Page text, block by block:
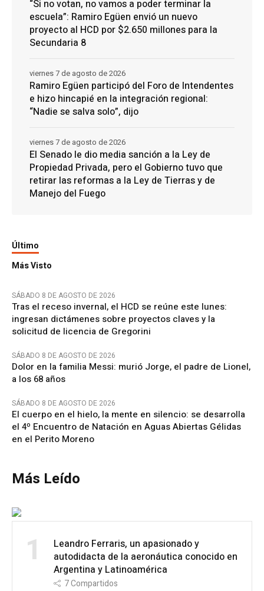
“Si no votan, no vamos a poder terminar la
escuela”: Ramiro Egüen envió un nuevo
proyecto al HCD por $2.650 millones para la
Secundaria 8
Ramiro Egüen participó del Foro de Intendentes
e hizo hincapié en la integración regional:
“Nadie se salva solo”, dijo
viernes 7 de agosto de 2026
El Senado le dio media sanción a la Ley de
Propiedad Privada, pero el Gobierno tuvo que
retirar las reformas a la Ley de Tierras y de
Manejo del Fuego
viernes 7 de agosto de 2026
Último
Más Visto
SÁBADO 8 DE AGOSTO DE 2026
Tras el receso invernal, el HCD se reúne este lunes:
ingresan dictámenes sobre proyectos claves y la
solicitud de licencia de Gregorini
SÁBADO 8 DE AGOSTO DE 2026
Dolor en la familia Messi: murió Jorge, el padre de Lionel,
a los 68 años
SÁBADO 8 DE AGOSTO DE 2026
El cuerpo en el hielo, la mente en silencio: se desarrolla
el 4º Encuentro de Natación en Aguas Abiertas Gélidas
en el Perito Moreno
Más Leído
1
Leandro Ferraris, un apasionado y
autodidacta de la aeronáutica conocido en
Argentina y Latinoamérica
7Compartidos